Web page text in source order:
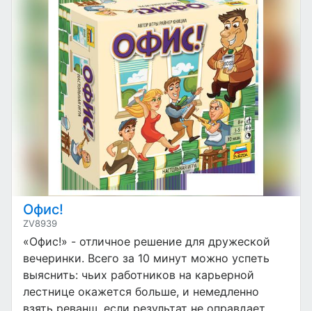
Офис!
ZV8939
«Офис!» - отличное решение для дружеской
вечеринки. Всего за 10 минут можно успеть
выяснить: чьих работников на карьерной
лестнице окажется больше, и немедленно